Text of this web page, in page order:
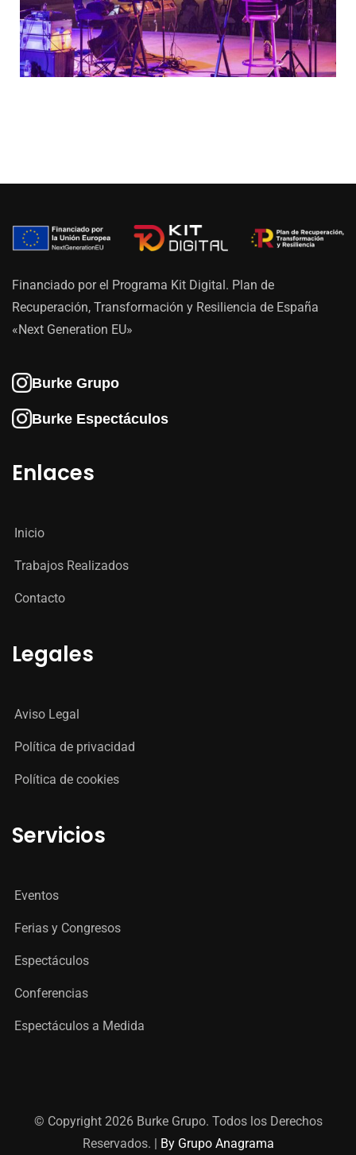
Financiado por el Programa Kit Digital. Plan de
Recuperación, Transformación y Resiliencia de España
«Next Generation EU»
Burke Grupo
Burke Espectáculos
Enlaces
Inicio
Trabajos Realizados
Contacto
Legales
Aviso Legal
Política de privacidad
Política de cookies
Servicios
Eventos
Ferias y Congresos
Espectáculos
Conferencias
Espectáculos a Medida
© Copyright 2026 Burke Grupo. Todos los Derechos
Reservados. | By Grupo Anagrama